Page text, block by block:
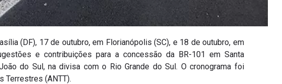
(DF), 17 de outubro, em Florianópolis (SC), e 18 de outubro, em
e contribuições para a concessão da BR-101 em Santa
do Sul, na divisa com o Rio Grande do Sul. O cronograma foi
Terrestres (ANTT).